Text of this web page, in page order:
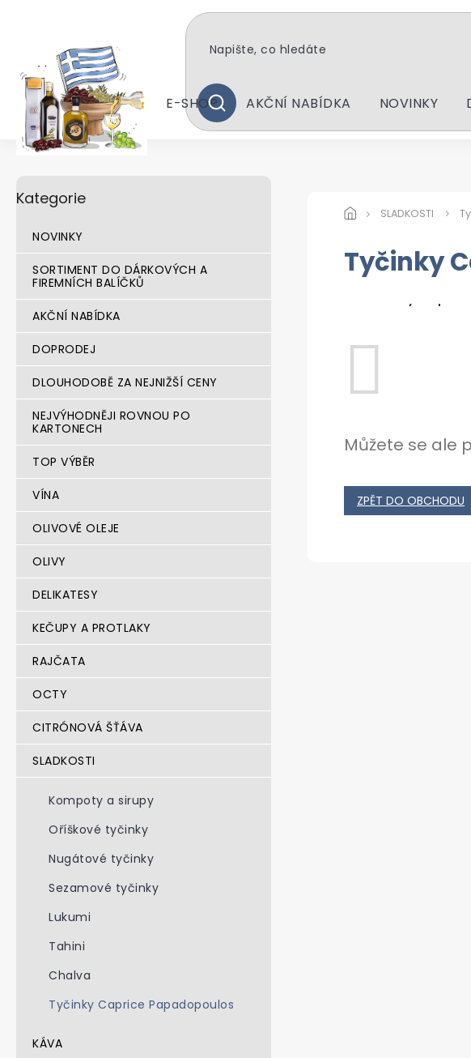
HLEDAT
E-SHOP AKČNÍ NABÍDKA NOVINKY
SLADKOSTI
o
r
í
a
e
kategorie
Kategorie
NOVINKY
SORTIMENT DO DÁRKOVÝCH A
FIREMNÍCH BALÍČKŮ
AKČNÍ NABÍDKA
DOPRODEJ
DLOUHODOBĚ ZA NEJNIŽŠÍ CENY
NEJVÝHODNĚJI ROVNOU PO
KARTONECH
TOP VÝBĚR
VÍNA
OLIVOVÉ OLEJE
OLIVY
DELIKATESY
KEČUPY A PROTLAKY
RAJČATA
OCTY
CITRÓNOVÁ ŠŤÁVA
SLADKOSTI
Kompoty a sirupy
Oříškové tyčinky
Nugátové tyčinky
Sezamové tyčinky
Lukumi
Tahini
Chalva
Tyčinky Caprice Papadopoulos
KÁVA
Tyčinky
Můžete se ale
ZPĚT DO OBCHODU